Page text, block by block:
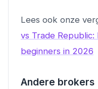
Lees ook onze
vs Trade
beginners in 2026
Andere brokers